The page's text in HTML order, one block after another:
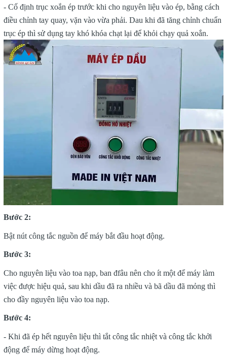
- Cố định trục xoắn ép trước khi cho nguyên liệu vào ép, bằng cách
điều chỉnh tay quay, vặn vào vừa phải. Dau khi đã tăng chỉnh chuẩn
trục ép thì sử dụng tay khó khóa chạt lại để khỏi chạy quả xoắn.
Bước 2:
Bật nút công tắc nguồn để máy bắt đầu hoạt động.
Bước 3:
Cho nguyên liệu vào toa nạp, ban đfâu nên cho ít một để máy làm
việc được hiệu quả, sau khi dầu đã ra nhiều và bã dầu đã mỏng thì
cho đầy nguyên liệu vào toa nạp.
Bước 4:
- Khi đã ép hết nguyên liệu thì tắt công tắc nhiệt và công tắc khởi
động để máy dừng hoạt động.